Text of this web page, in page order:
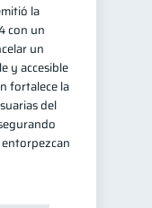
1
1
la
con un
un
y accesible
fortalece la
del